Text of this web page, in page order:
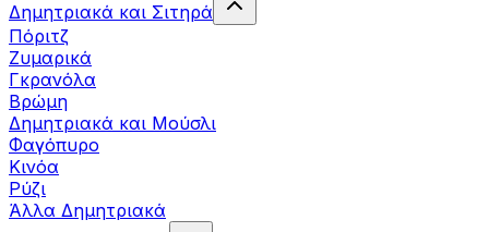
Δημητριακά και Σιτηρά
Πόριτζ
Ζυμαρικά
Γκρανόλα
Βρώμη
Δημητριακά και Μούσλι
Φαγόπυρο
Κινόα
Ρύζι
Άλλα Δημητριακά